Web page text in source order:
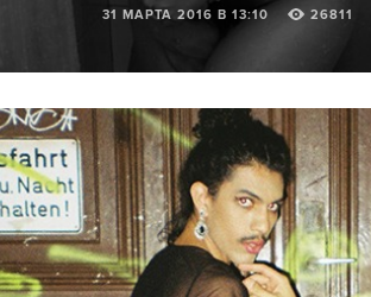
31 МАРТА 2016 В 13:10 26811